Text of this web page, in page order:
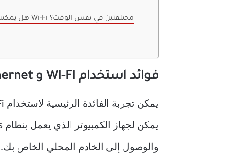
3. هل يمكنني توصيل جهاز الكمبيوتر الخاص بي بشبكتي Wi-Fi مختلفتين في نفس الوقت؟
فوائد استخدام WI-FI و Ethernet بشكل متزامن في WINDOWS
والوصول إلى الخادم المحلي الخاص بك.